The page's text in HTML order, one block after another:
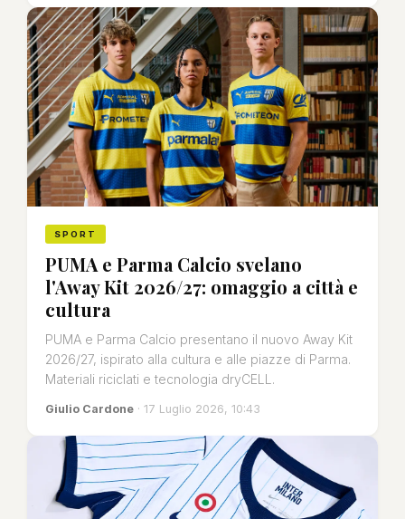
SPORT
PUMA e Parma Calcio svelano
l'Away Kit 2026/27: omaggio a città e
cultura
PUMA e Parma Calcio presentano il nuovo Away Kit
2026/27, ispirato alla cultura e alle piazze di Parma.
Materiali riciclati e tecnologia dryCELL.
Giulio Cardone · 17 Luglio 2026, 10:43